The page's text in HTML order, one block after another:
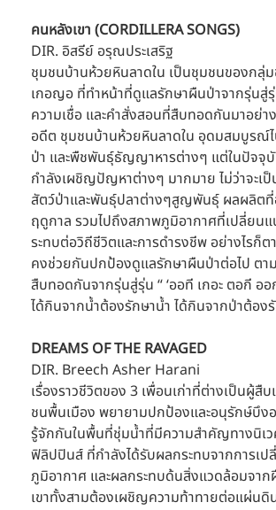
คนหลังเขา (CORDILLERA SONGS)
DIR. อิสรีย์ อรุณประเสริฐ
ชุมชนบ้านห้วยหินลาดใน เป็นชุมชนของกลุ่
เกอญอ ที่ทำหน้าที่ดูแลรักษาผืนป่าจากรุ่นสู่
ความเชื่อ และคำสั่งสอนที่สืบทอดกันมาอย่า
อดีต ชุมชนบ้านห้วยหินลาดใน อุดมสมบูรณ์
ป่า และพืชพันธุ์ธัญญาหารต่างๆ แต่ในปัจจุ
กำลังเผชิญปัญหาต่างๆ มากมาย ไม่ว่าจะเ
สัตว์ป่าและพันธุ์ปลาต่างๆสูญพันธุ์ ผลผลิตที่
ฤดูกาล รวมไปถึงสภาพภูมิอากาศที่เปลี่ยน
ระทบต่อวิถีชีวิตและการดำรงชีพ อย่างไรก็ต
คงช่วยกันปกป้องดูแลรักษาผืนป่าต่อไป ตา
สืบทอดกันจากรุ่นสู่รุ่น “ ‘ออที เกอะ ตอกี ออ
ได้กินจากน้ำต้องรักษาน้ำ ได้กินจากป่าต้องรั
DREAMS OF THE RAVAGED
DIR. Breech Asher Harani
เรื่องราวชีวิตของ 3 เพื่อนเก่าที่ต่างเป็นผู้สืบ
ชนพื้นเมือง พยายามปกป้องและอนุรักษ์บึง
รู้จักกันในพื้นที่ชุ่มน้ำที่มีความสำคัญทางนิเ
ฟิลิปปินส์ ที่กำลังได้รับผลกระทบจากการเ
ภูมิอากาศ และผลกระทบด้นสิ่งแวดล้อมจา
เขาทั้งสามต้องเผชิญความท้าทายต่อแผ่น